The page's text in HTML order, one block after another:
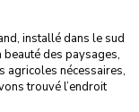
installé dans le sud
beauté des paysages,
agricoles nécessaires,
trouvé l’endroit